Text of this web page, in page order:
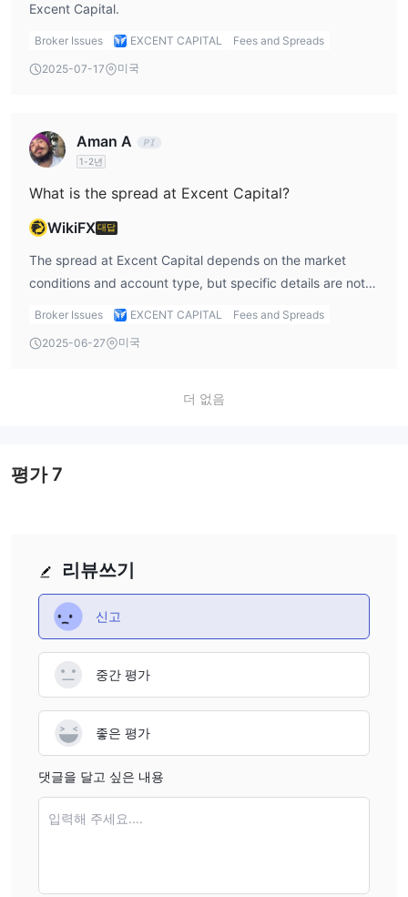
Excent Capital.
Broker Issues EXCENT CAPITAL Fees and Spreads
2025-07-17 미국
Aman A
1-2년
What is the spread at Excent Capital?
WikiFX대답
The spread at Excent Capital depends on the market
conditions and account type, but specific details are not
Broker Issues EXCENT CAPITAL Fees and Spreads
2025-06-27 미국
더 없음
리뷰쓰기
신고
중간 평가
좋은 평가
댓글을 달고 싶은 내용
입력해 주세요....
평가7